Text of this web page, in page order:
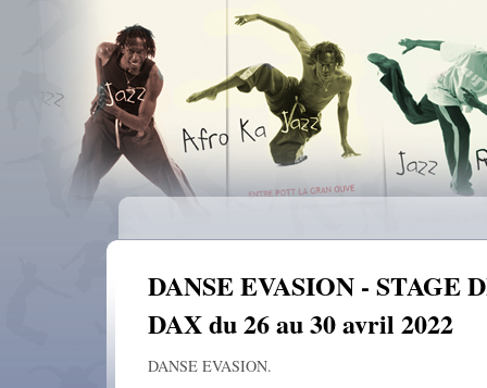
DANSE EVASION - STAGE
DAX du 26 au 30 avril 2022
DANSE EVASION.